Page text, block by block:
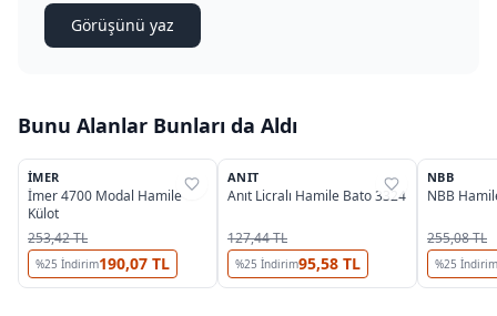
Görüşünü yaz
Bunu Alanlar Bunları da Aldı
%37
İMER
İmer 4700 Modal Hamile
Külot
253,42 TL
%25 İndirim190,07 TL
%31
ANIT
Anıt Licralı Hamile Bato 3324
127,44 TL
%25 İndirim95,58 TL
%39
NBB
NBB
255,08 TL
%25 İndirim